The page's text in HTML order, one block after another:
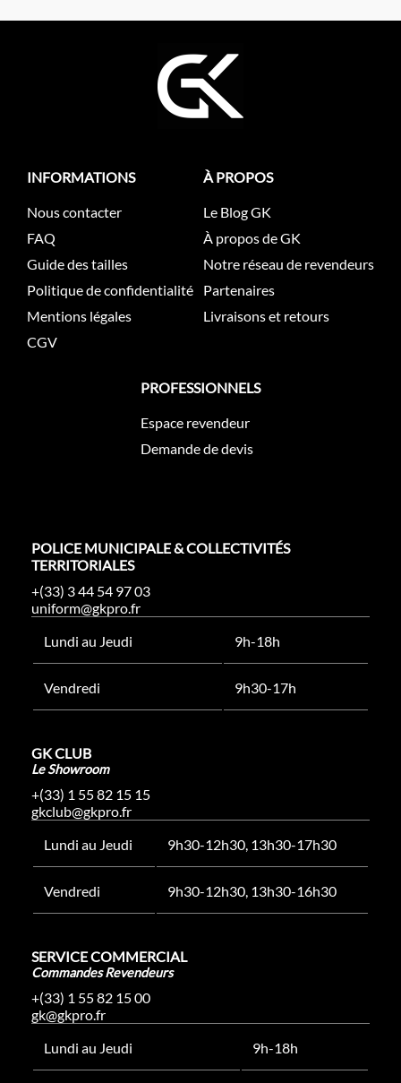
INFORMATIONS
Nous contacter
FAQ
Guide des tailles
Politique de confidentialité
Mentions légales
CGV
À PROPOS
Le Blog GK
À propos de GK
Notre réseau de revendeurs
Partenaires
Livraisons et retours
PROFESSIONNELS
Espace revendeur
Demande de devis
POLICE MUNICIPALE & COLLECTIVITÉS
TERRITORIALES
+(33) 3 44 54 97 03
uniform@gkpro.fr
Lundi au Jeudi
9h-18h
Vendredi 9h30-17h
GK CLUB
Le Showroom
+(33) 1 55 82 15 15
gkclub@gkpro.fr
Lundi au Jeudi
9h30-12h30, 13h30-17h30
Vendredi 9h30-12h30, 13h30-16h30
SERVICE COMMERCIAL
Commandes Revendeurs
+(33) 1 55 82 15 00
gk@gkpro.fr
Lundi au Jeudi
9h-18h